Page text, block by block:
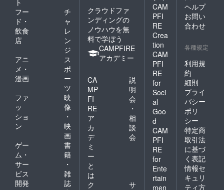
ト
フー
ド・
飲食
店
チ
ャ
レ
ン
ジ
アニ
メ・
漫画
ス
ポ
ー
ツ
ファ
ッ
ショ
ン
映
像
・
映
画
ゲー
ム・
サー
ビス
開発
書
籍
・
雑
誌
クラウドファ
ンディングの
ノウハウを無
料で学ぼう
CAMPFIRE
アカデミー
CA
MP
FI
RE
ア
カ
デ
ミ
ー
と
は
説
明
会
・
相
談
会
ク
サ
CAM
PFI
RE
Crea
tion
CAM
PFI
RE
for
Soci
al
Goo
d
CAM
PFI
RE
for
Ente
rtain
men
ヘルプ
お問い
合わせ
各種規定
利用規
約
細則
プライ
バシー
ポリ
シー
特定商
取引法
に基づ
く表記
情報セ
キュリ
ティ方